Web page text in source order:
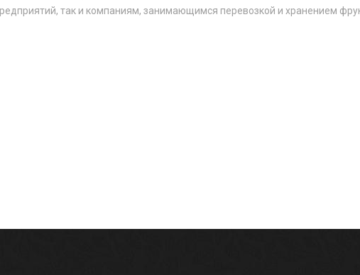
так и компаниям, занимающимся перевозкой и хранением